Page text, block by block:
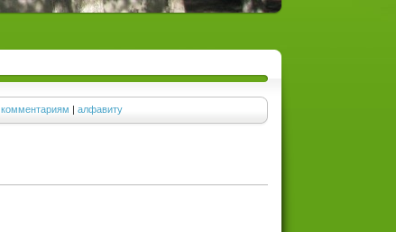
комментариям | алфавиту